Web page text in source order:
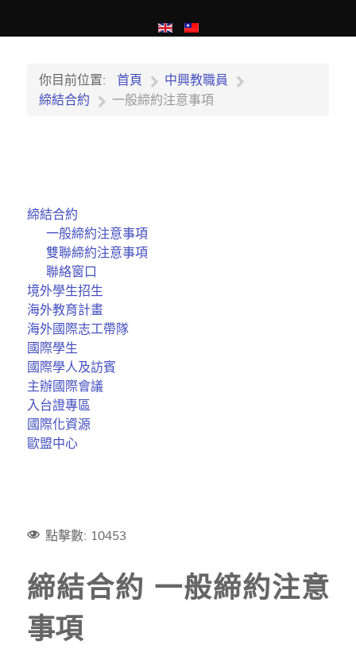
你目前位置: 首頁
中興教職員
締結合約
一般締約注意事項
締結合約
一般締約注意事項
雙聯締約注意事項
聯絡窗口
境外學生招生
海外教育計畫
海外國際志工帶隊
國際學生
國際學人及訪賓
主辦國際會議
入台證專區
國際化資源
歐盟中心
點擊數: 10453
締結合約 一般締約注意
事項